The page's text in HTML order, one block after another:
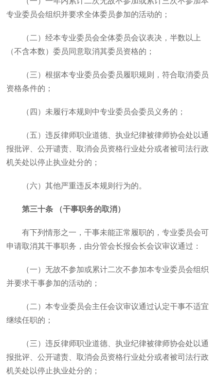
专业委员会组织并要求全体委员参加的活动的；
（二）经本专业委员会全体委员会议表决，半数以上
（不含本数）委员同意取消其委员资格的；
（三）根据本专业委员会委员履职规则，符合取消委员
资格条件的；
（四）未履行本规则中专业委员会委员义务的；
（五）违反律师职业道德、执业纪律被律师协会处以通
报批评、公开谴责、取消会员资格行业处分或者被司法行政
机关处以停止执业处分的；
（六）其他严重违反本规则行为的。
第三十条 （干事职务的取消）
有下列情形之一，干事未能正常履职的，专业委员会可
申请取消其干事职务，由分管会长报会长会议审议通过：
（一）无故不参加或累计二次不参加本专业委员会组织
并要求干事参加的活动的；
（二）本专业委员会主任会议审议通过认定干事不适宜
继续任职的；
（三）违反律师职业道德、执业纪律被律师协会处以通
报批评、公开谴责、取消会员资格行业处分或者被司法行政
机关处以停止执业处分的；